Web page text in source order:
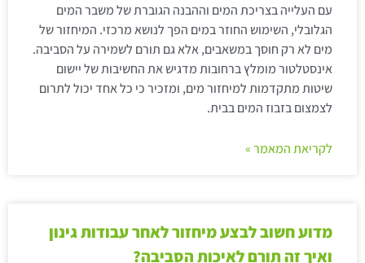
עם העלייה בצריכת המים וההבנה הגוברת של משבר המים
הגלובלי, השימוש החוזר במים הפך לנושא מרכזי. המיחזור של
מים לא רק חוסך במשאבים, אלא גם תורם לשמירה על הסביבה.
אינסטלטור מומלץ ברחובות מדגיש את החשיבות של יישום
שיטות מתקדמות למיחזור מים, ומזכיר כי כל אחד יכול לתרום
לצמצום בזבוז המים בבית.
לקריאת המאמר »
מדוע חשוב לבצע מיחזור לאחר עבודות גינון
ואיך זה תורם לאיכות הסביבה?